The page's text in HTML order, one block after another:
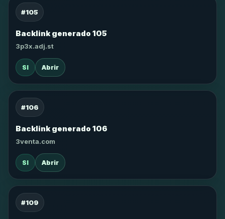
#105
Backlink generado 105
3p3x.adj.st
SI Abrir
#106
Backlink generado 106
3venta.com
SI Abrir
#109